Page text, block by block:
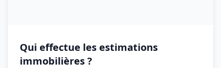
Qui effectue les estimations
immobilières ?